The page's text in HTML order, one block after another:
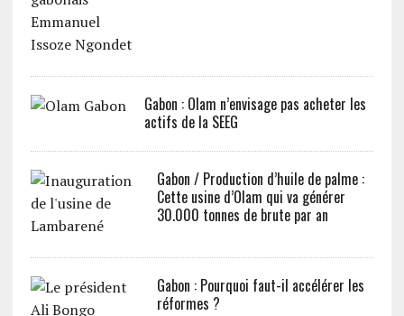
Gabon : Olam n’envisage pas acheter les
actifs de la SEEG
Gabon / Production d’huile de palme :
Cette usine d’Olam qui va générer
30.000 tonnes de brute par an
Gabon : Pourquoi faut-il accélérer les
réformes ?